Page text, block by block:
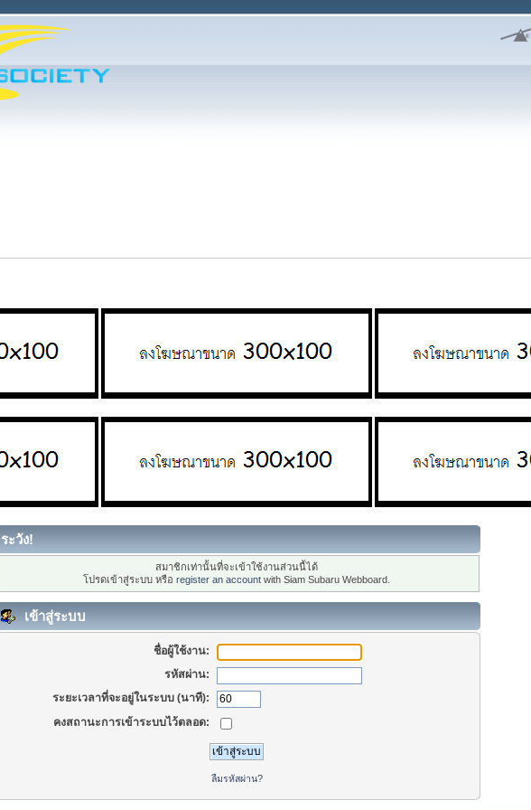
ระวัง!
สมาชิกเท่านั้นที่จะเข้าใช้งานส่วนนี้ได้
โปรดเข้าสู่ระบบ หรือ register an account with Siam Subaru Webboard.
เข้าสู่ระบบ
ชื่อผู้ใช้งาน:
รหัสผ่าน:
ระยะเวลาที่จะอยู่ในระบบ (นาที):
คงสถานะการเข้าระบบไว้ตลอด:
ลืมรหัสผ่าน?